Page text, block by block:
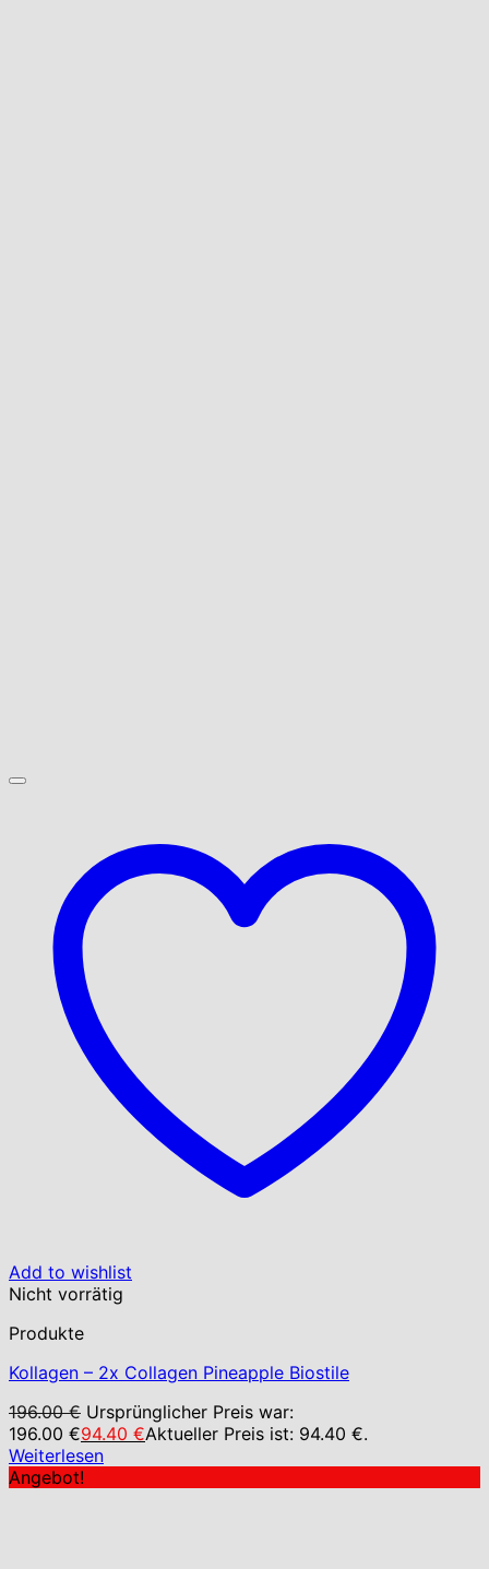
Add to wishlist
Nicht vorrätig
Produkte
Kollagen – 2x Collagen Pineapple Biostile
196.00€ Ursprünglicher Preis war:
196.00 €94.40 €Aktueller Preis ist: 94.40 €.
Weiterlesen
Angebot!